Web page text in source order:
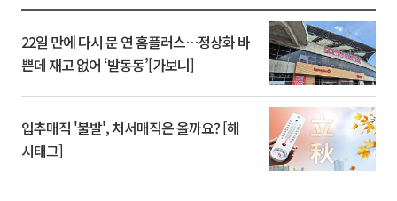
22일 만에 다시 문 연 홈플러스…정상화 바
쁜데 재고 없어 ‘발동동’[가보니]
입추매직 '불발', 처서매직은 올까요? [해
시태그]